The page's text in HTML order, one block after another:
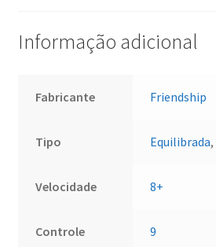
Informação adicional
Fabricante Friendship
Tipo Equilibrada,
Velocidade 8+
Controle 9